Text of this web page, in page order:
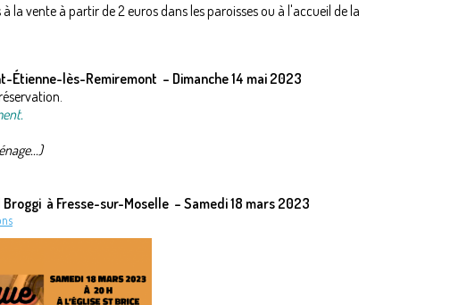
la vente à partir de 2 euros dans les paroisses ou à l'accueil de la
Étienne-lès-Remiremont – Dimanche 14 mai 2023
à Fresse-sur-Moselle – Samedi 18 mars 2023